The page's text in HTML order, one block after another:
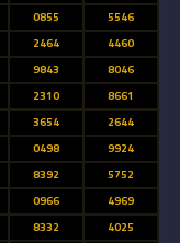
0855
5546
2464
4460
9843
8046
2310
8661
3654
2644
0498
9924
8392
5752
0966
4969
8332
4025